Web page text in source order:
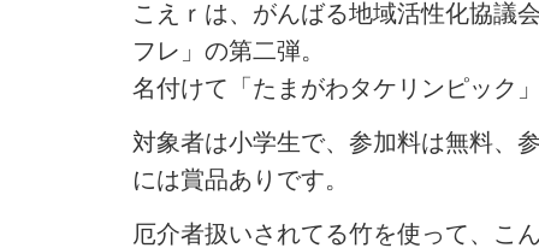
こえｒは、がんばる地域活性化協議
フレ」の第二弾。
名付けて「たまがわタケリンピック
対象者は小学生で、参加料は無料、
には賞品ありです。
厄介者扱いされてる竹を使って、こ